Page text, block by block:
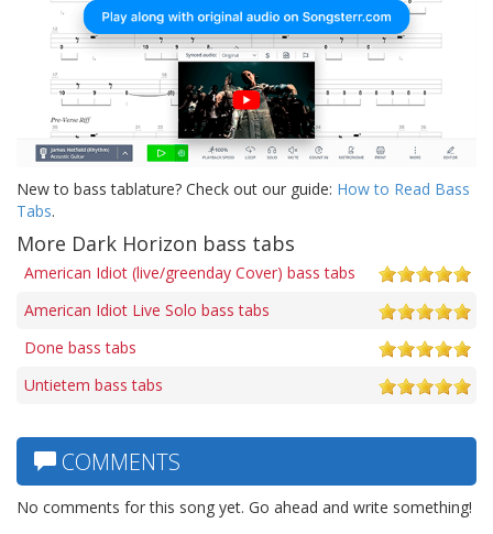
New to bass tablature? Check out our guide: How to Read Bass
Tabs.
More Dark Horizon bass tabs
American Idiot (live/greenday Cover) bass tabs
American Idiot Live Solo bass tabs
Done bass tabs
Untietem bass tabs
COMMENTS
No comments for this song yet. Go ahead and write something!